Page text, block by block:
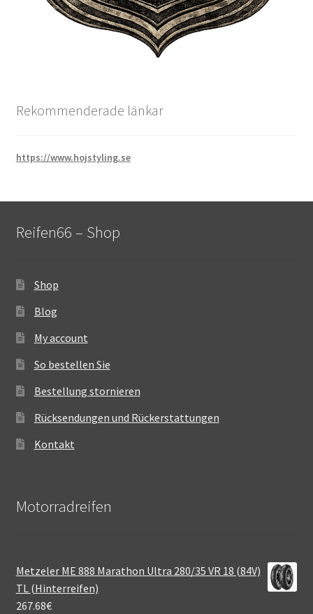
Rekommenderade länkar
https://www.hojstyling.se
Reifen66 – Shop
Shop
Blog
My account
So bestellen Sie
Bestellung stornieren
Rücksendungen und Rückerstattungen
Kontakt
Motorradreifen
Metzeler ME 888 Marathon Ultra 280/35 VR 18 (84V)
TL (Hinterreifen)
267.68€